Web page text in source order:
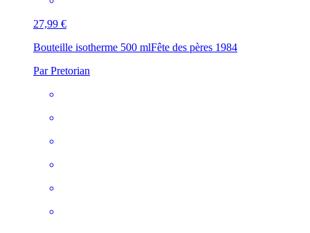
27,99 €
Bouteille isotherme 500 mlFête des pères 1984
Par Pretorian